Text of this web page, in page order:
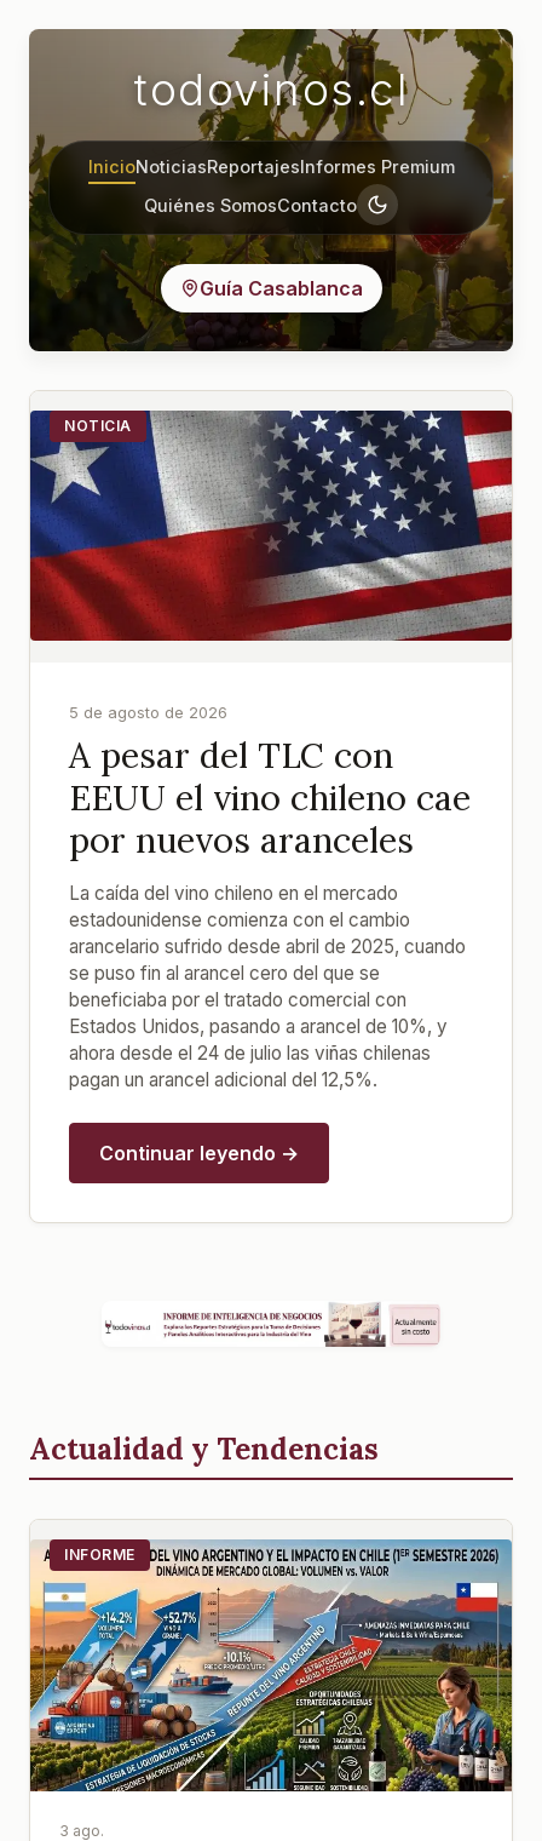
todovinos.cl
InicioNoticiasReportajesInformes Premium
Quiénes SomosContacto
Guía Casablanca
NOTICIA
5 de agosto de 2026
A pesar del TLC con
EEUU el vino chileno cae
por nuevos aranceles
La caída del vino chileno en el mercado
estadounidense comienza con el cambio
arancelario sufrido desde abril de 2025, cuando
se puso fin al arancel cero del que se
beneficiaba por el tratado comercial con
Estados Unidos, pasando a arancel de 10%, y
ahora desde el 24 de julio las viñas chilenas
pagan un arancel adicional del 12,5%.
Continuar leyendo →
Actualidad y Tendencias
INFORME
3 ago.